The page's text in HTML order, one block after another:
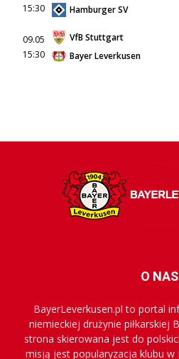
15:30
Hamburger SV
09.05
15:30
VfB Stuttgart
Bayer Leverkusen
O NAS
BayerLeverkusen.pl to portal
niemieckiej drużynie piłkarskiej
strona skierowana jest do
misją jest popularyzacja klubu w